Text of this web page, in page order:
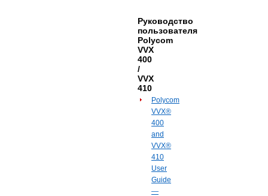
Руководство
пользователя
Polycom
VVX
400
/
VVX
410
Polycom
VVX®
400
and
VVX®
410
User
Guide
—